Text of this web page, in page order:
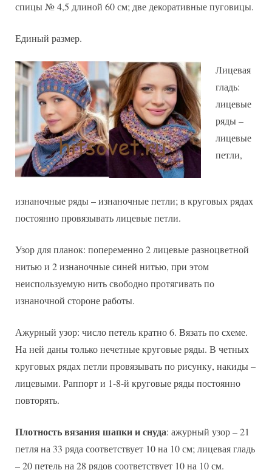
спицы № 4,5 длиной 60 см; две декоративные пуговицы.
Единый размер.
Лицевая
гладь:
лицевые
ряды –
лицевые
петли,
изнаночные ряды – изнаночные петли; в круговых рядах
постоянно провязывать лицевые петли.
Узор для планок: попеременно 2 лицевые разноцветной
нитью и 2 изнаночные синей нитью, при этом
неиспользуемую нить свободно протягивать по
изнаночной стороне работы.
Ажурный узор: число петель кратно 6. Вязать по схеме.
На ней даны только нечетные круговые ряды. В четных
круговых рядах петли провязывать по рисунку, накиды –
лицевыми. Раппорт и 1-8-й круговые ряды постоянно
повторять.
Плотность вязания шапки и снуда: ажурный узор – 21
петля на 33 ряда соответствует 10 на 10 см; лицевая гладь
– 20 петель на 28 рядов соответствует 10 на 10 см.